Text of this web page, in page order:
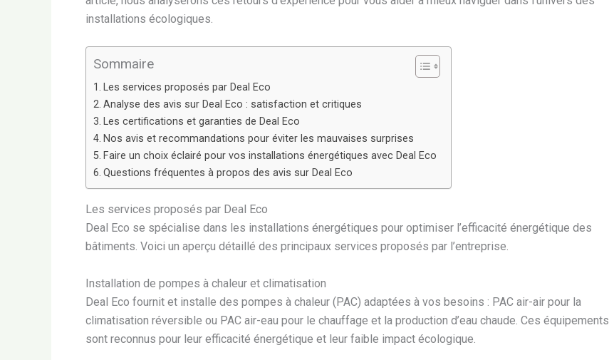
installations écologiques.
Sommaire
Les services proposés par Deal Eco
Analyse des avis sur Deal Eco : satisfaction et critiques
Les certifications et garanties de Deal Eco
Nos avis et recommandations pour éviter les mauvaises surprises
Faire un choix éclairé pour vos installations énergétiques avec Deal Eco
Questions fréquentes à propos des avis sur Deal Eco
Les services proposés par Deal Eco
Deal Eco se spécialise dans les installations énergétiques pour optimiser l’efficacité énergétique des
bâtiments. Voici un aperçu détaillé des principaux services proposés par l’entreprise.
Installation de pompes à chaleur et climatisation
Deal Eco fournit et installe des pompes à chaleur (PAC) adaptées à vos besoins : PAC air-air pour la
climatisation réversible ou PAC air-eau pour le chauffage et la production d’eau chaude. Ces équipements
sont reconnus pour leur efficacité énergétique et leur faible impact écologique.